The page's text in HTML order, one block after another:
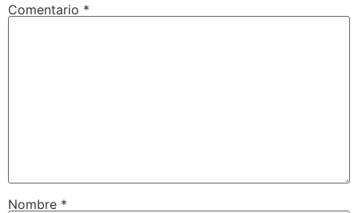
Comentario *
Nombre *